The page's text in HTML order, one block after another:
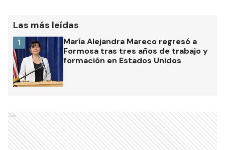
Las más leídas
María Alejandra Mareco regresó a
Formosa tras tres años de trabajo y
formación en Estados Unidos
1
Ads